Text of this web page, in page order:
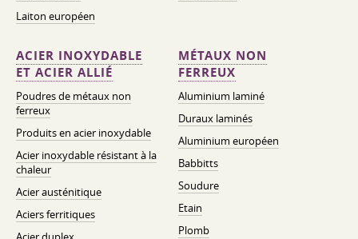
Laiton européen
ACIER INOXYDABLE
ET ACIER ALLIÉ
Poudres de métaux non
ferreux
Produits en acier inoxydable
Acier inoxydable résistant à la
chaleur
Acier austénitique
Aciers ferritiques
MÉTAUX NON
FERREUX
Aluminium laminé
Duraux laminés
Aluminium européen
Babbitts
Soudure
Etain
Plomb